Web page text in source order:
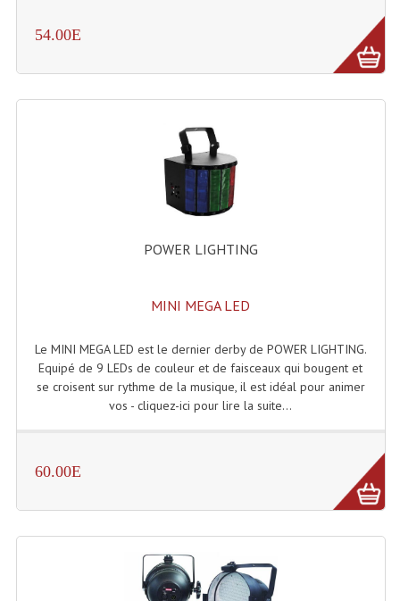
Projecteurs Cycliodes
Projecteurs Découpes
Projecteurs Théatre: Plan Convexe Fresnel
Scanners
Stroboscopes
Câbles Module, Cables Audio
Câble Multi-Paires Audio
54.00E
POWER LIGHTING
MINI MEGA LED
Le MINI MEGA LED est le dernier derby de POWER LIGHTING.
Equipé de 9 LEDs de couleur et de faisceaux qui bougent et
se croisent sur rythme de la musique, il est idéal pour animer
vos - cliquez-ici pour lire la suite...
60.00E